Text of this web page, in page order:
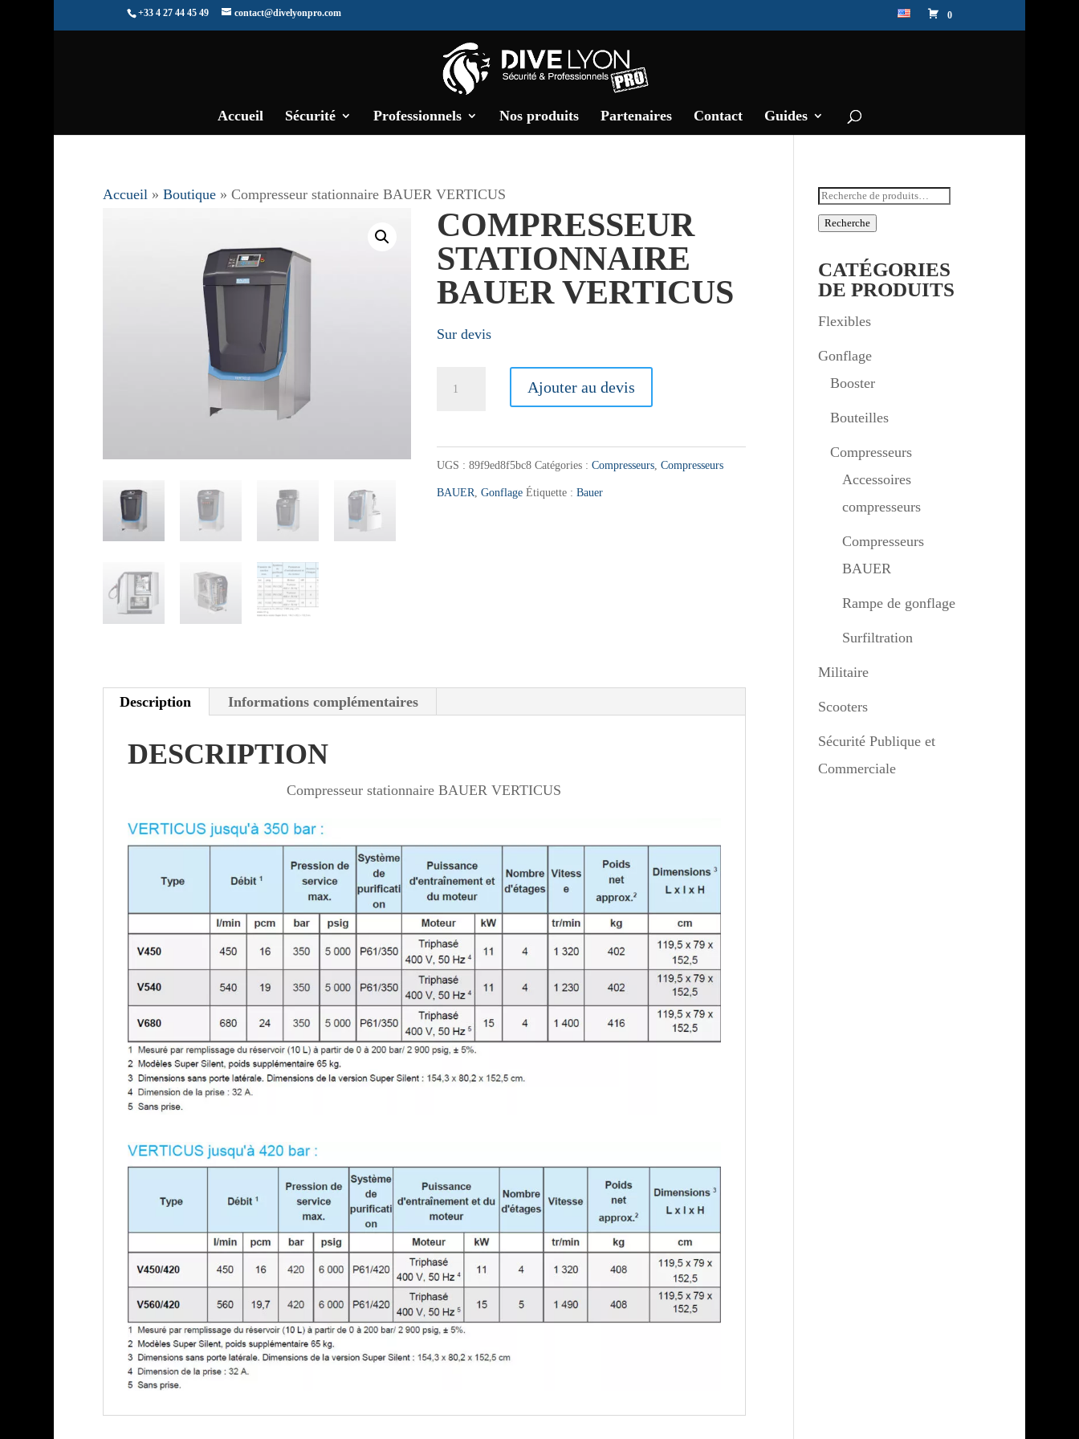
+33 4 27 44 45 49 contact@divelyonpro.com 0
Accueil Sécurité Professionnels Nos produits Partenaires Contact Guides
Accueil» Boutique» Compresseur stationnaire BAUER VERTICUS
COMPRESSEUR
STATIONNAIRE
BAUER VERTICUS
Sur devis
stationnaire
BAUER
Ajouter au devis
UGS :89f9ed8f5bc8 Catégories :Compresseurs,Compresseurs
BAUER,Gonflage Étiquette :Bauer
Description Informations complémentaires
DESCRIPTION
Compresseur stationnaire BAUER VERTICUS
Recherche
pour :
Recherche
CATÉGORIES
DE PRODUITS
Flexibles
Gonflage
Booster
Bouteilles
Compresseurs
Accessoires
compresseurs
Compresseurs
BAUER
Rampe de gonflage
Surfiltration
Militaire
Scooters
Sécurité Publique et
Commerciale